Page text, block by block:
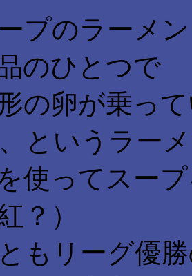
プのラーメ
のひとつで
の卵が乗っ
というラー
使ってスー
？）
もリーグ優